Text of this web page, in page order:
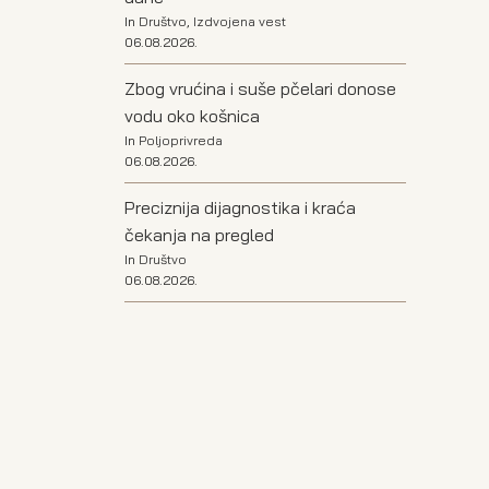
In Društvo, Izdvojena vest
06.08.2026.
Zbog vrućina i suše pčelari donose
vodu oko košnica
In Poljoprivreda
06.08.2026.
Preciznija dijagnostika i kraća
čekanja na pregled
In Društvo
06.08.2026.